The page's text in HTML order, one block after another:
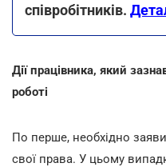
співробітників.
Дії працівника, який
роботі
По перше, необхідно
свої права. У цьому